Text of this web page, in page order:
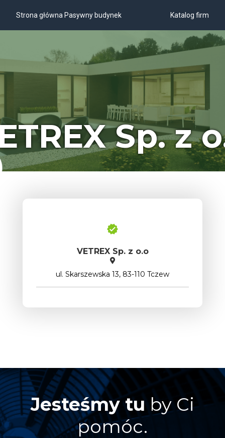
Strona główna Pasywny budynek Katalog firm
Sp. z
VETREX Sp. z o.o
ul. Skarszewska 13, 83-110 Tczew
Jesteśmy tu by Ci
pomóc.